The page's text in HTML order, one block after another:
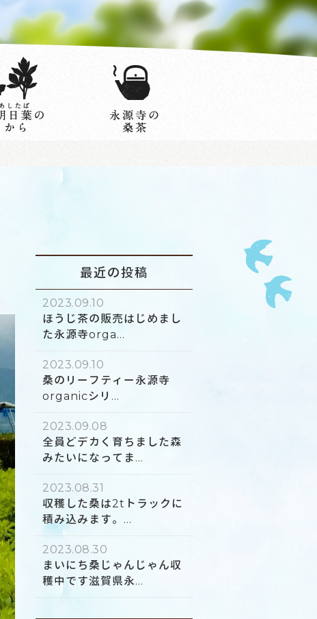
最近の投稿
2023.09.10
ほうじ茶の販売はじめまし
た永源寺orga...
2023.09.10
桑のリーフティー永源寺
organicシリ...
2023.09.08
全員どデカく育ちました森
みたいになってま...
2023.08.31
収穫した桑は2tトラックに
積み込みます。...
2023.08.30
まいにち桑じゃんじゃん収
穫中です滋賀県永...